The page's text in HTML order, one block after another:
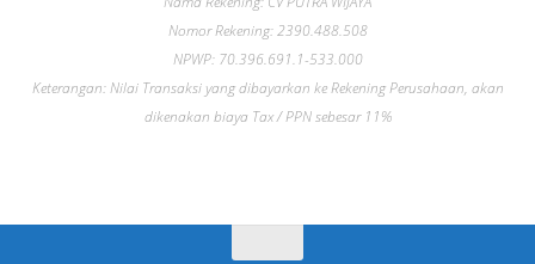
Nomor Rekening: 2390.488.508
NPWP: 70.396.691.1-533.000
Keterangan: Nilai Transaksi yang dibayarkan ke Rekening Perusahaan, akan
dikenakan biaya Tax / PPN sebesar 11%